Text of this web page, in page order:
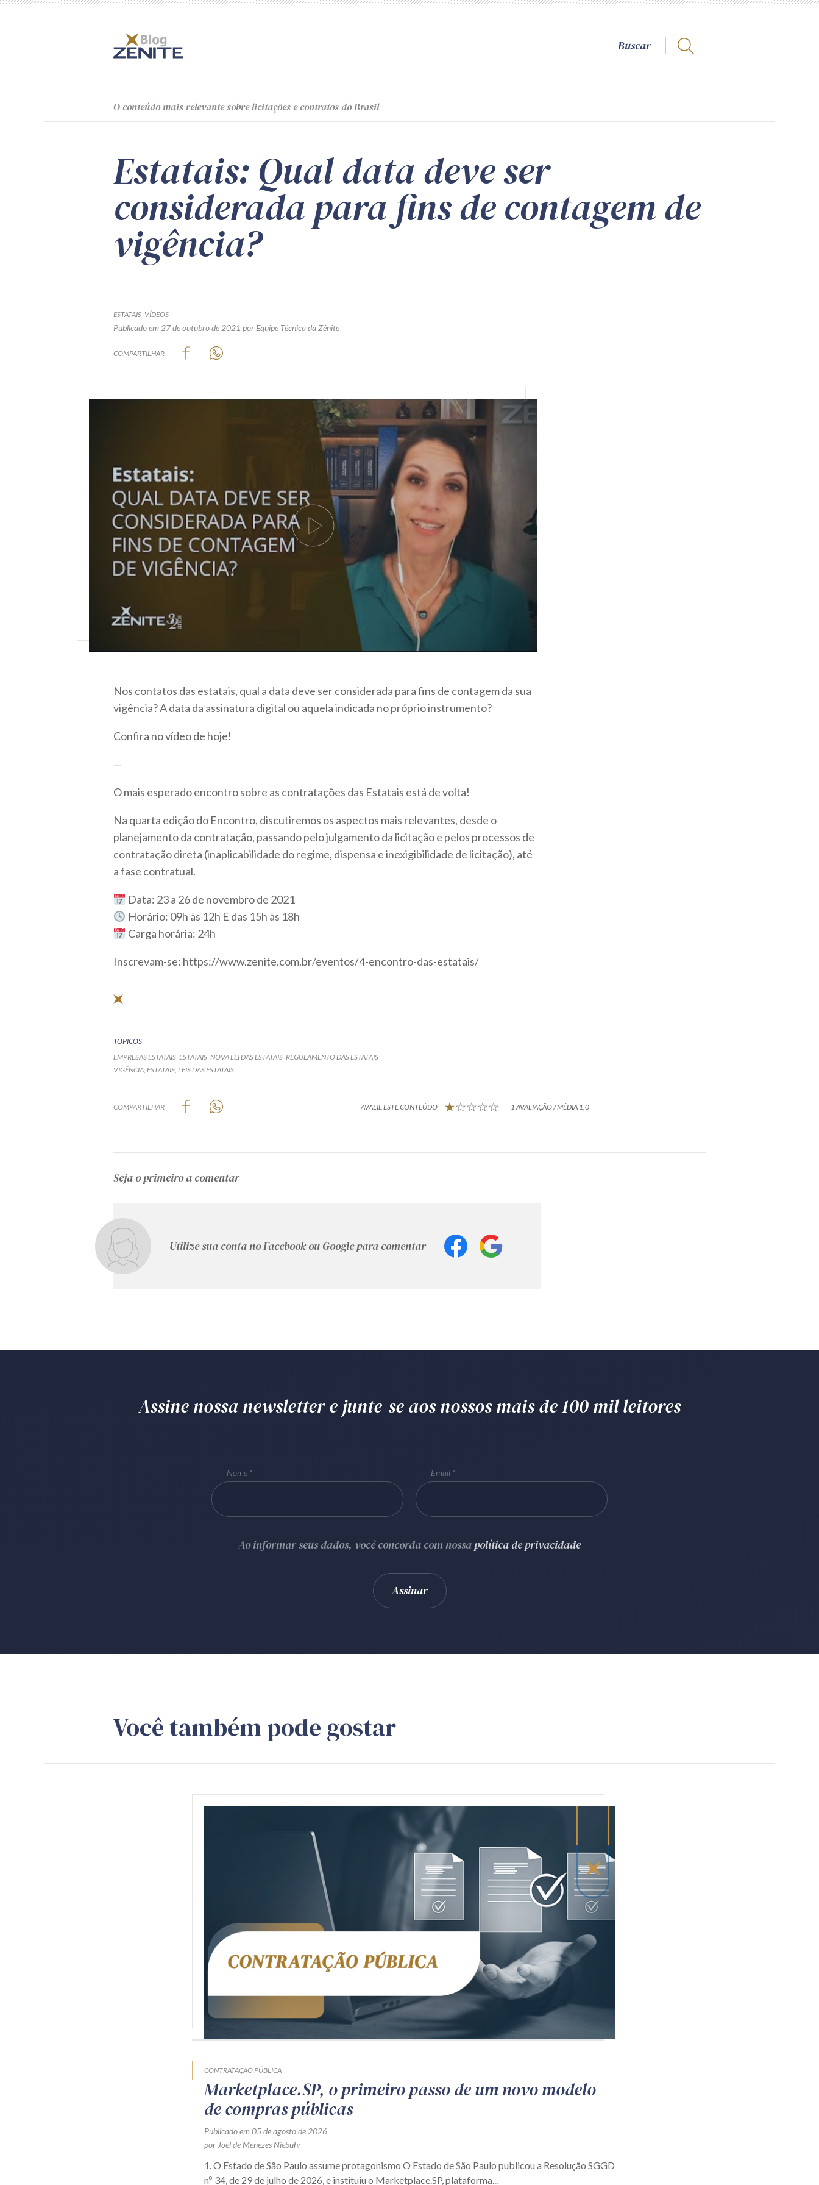
O conteúdomais relevante sobre licitações e contratos do Brasil
Estatais: Qual data deve ser
considerada para fins de contagem de
vigência?
ESTATAIS VÍDEOS
Publicado em 27 de outubro de 2021 por Equipe Técnica da Zênite
COMPARTILHAR
Nos contatos das estatais, qual a data deve ser considerada para fins de contagem da sua
vigência? A data da assinatura digital ou aquela indicada no próprio instrumento?
Confira no vídeo de hoje!
—
O mais esperado encontro sobre as contratações das Estatais está de volta!
Na quarta edição do Encontro, discutiremos os aspectos mais relevantes, desde o
planejamento da contratação, passando pelo julgamento da licitação e pelos processos de
contratação direta (inaplicabilidade do regime, dispensa e inexigibilidade de licitação), até
a fase contratual.
Data: 23 a 26 de novembro de 2021
Horário: 09h às 12h E das 15h às 18h
Carga horária: 24h
Inscrevam-se: https://www.zenite.com.br/eventos/4-encontro-das-estatais/
TÓPICOS
EMPRESAS ESTATAIS ESTATAIS NOVA LEI DAS ESTATAIS REGULAMENTO DAS ESTATAIS
VIGÊNCIA; ESTATAIS; LEIS DAS ESTATAIS
COMPARTILHAR AVALIE ESTE CONTEÚDO 1 AVALIAÇÃO / MÉDIA 1,0
Seja o primeiro a comentar
Utilize sua conta no Facebook ou Google para comentar
Assine nossa newsletter e junte-se aos nossos mais de 100 mil leitores
Nome Email
Ao informar seus dados, você concorda com nossapolítica de privacidade
Você também pode gostar
CONTRATAÇÃO PÚBLICA
Marketplace.SP, o primeiro passo de um novo modelo
de compras públicas
Publicado em 05 de agosto de 2026
por Joel de Menezes Niebuhr
1. O Estado de São Paulo assume protagonismo O Estado de São Paulo publicou a Resolução SGGD
nº 34, de 29 de julho de 2026, e instituiu o Marketplace.SP, plataforma...